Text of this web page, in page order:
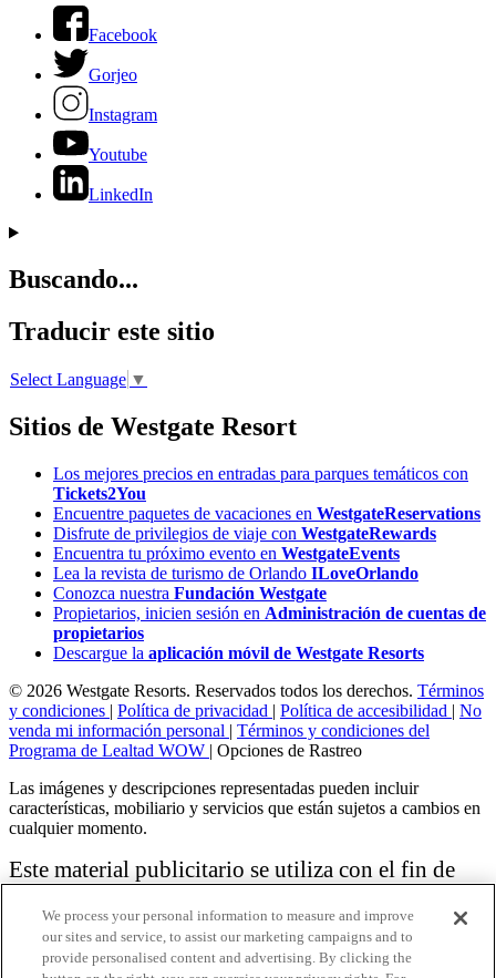
Facebook
Gorjeo
Instagram
Youtube
LinkedIn
Buscando...
Traducir este sitio
Select Language ▼
Sitios de Westgate Resort
Los mejores precios en entradas para parques temáticos con
Tickets2You
Encuentre paquetes de vacaciones en WestgateReservations
Disfrute de privilegios de viaje con WestgateRewards
Encuentra tu próximo evento en WestgateEvents
Lea la revista de turismo de Orlando ILoveOrlando
Conozca nuestra Fundación Westgate
Propietarios, inicien sesión en Administración de cuentas de
propietarios
Descargue la aplicación móvil de Westgate Resorts
© 2026 Westgate Resorts. Reservados todos los derechos. Términos
y condiciones | Política de privacidad | Política de accesibilidad | No
venda mi información personal | Términos y condiciones del
Programa de Lealtad WOW | Opciones de Rastreo
Las imágenes y descripciones representadas pueden incluir
características, mobiliario y servicios que están sujetos a cambios en
cualquier momento.
Este material publicitario se utiliza con el fin de
vacacional.
Aviso: las funciones de accesibilidad enumeradas aquí no pretenden
We process your personal information to measure and improve
our sites and service, to assist our marketing campaigns and to
provide personalised content and advertising. By clicking the